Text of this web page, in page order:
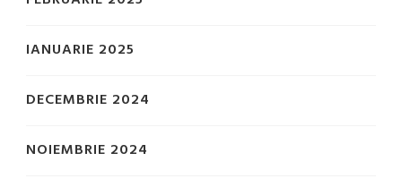
IANUARIE 2025
DECEMBRIE 2024
NOIEMBRIE 2024